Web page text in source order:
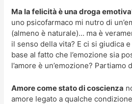
Ma la felicità è una droga
uno psicofarmaco mi nutro di
(almeno è naturale)… ma è
il senso della vita? E ci si giudica
base al fatto che l’emozione sia
l’amore è un’emozione? Partiamo
Amore come stato di coscienza
amore legato a qualche